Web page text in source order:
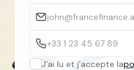
J'ai lu et j'accepte la